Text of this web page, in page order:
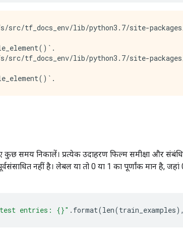
src/tf_docs_env/lib/python3.7/site-
src/tf_docs_env/lib/python3.7/site-
समय निकालें। प्रत्येक उदाहरण फिल्म समीक्षा और
नहीं है। लेबल या तो 0 या 1 का पूर्णांक मान है,
entries: {}" . format(len(train_examples),